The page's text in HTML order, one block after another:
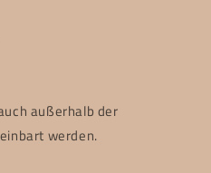
außerhalb der
werden.